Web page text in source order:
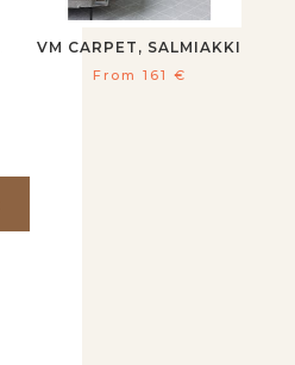
VM CARPET, SALMIAKKI
From 161 €